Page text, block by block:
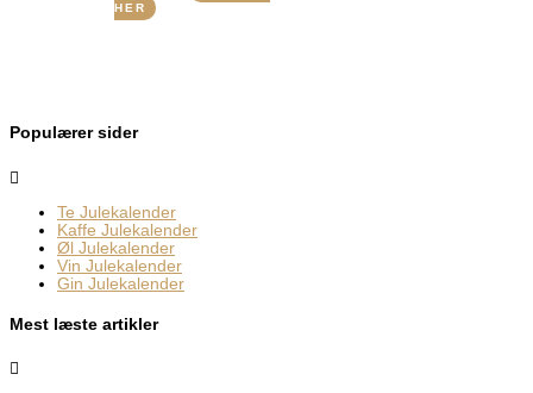
HER
Populærer sider
Te Julekalender
Kaffe Julekalender
Øl Julekalender
Vin Julekalender
Gin Julekalender
Mest læste artikler